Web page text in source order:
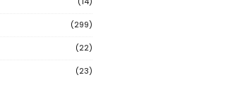
(299)
(22)
(23)